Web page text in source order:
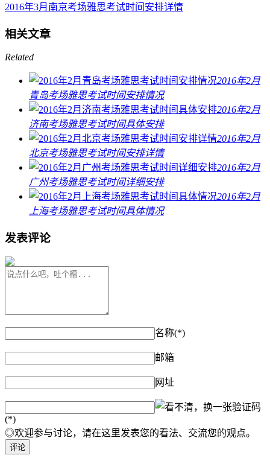
2016年3月南京考场雅思考试时间安排详情
相关文章
Related
2016年2月
青岛考场雅思考试时间安排情况
2016年2月
济南考场雅思考试时间具体安排
2016年2月
北京考场雅思考试时间安排详情
2016年2月
广州考场雅思考试时间详细安排
2016年2月
上海考场雅思考试时间具体情况
发表评论
名称(*)
邮箱
网址
验证码
(*)
◎欢迎参与讨论，请在这里发表您的看法、交流您的观点。